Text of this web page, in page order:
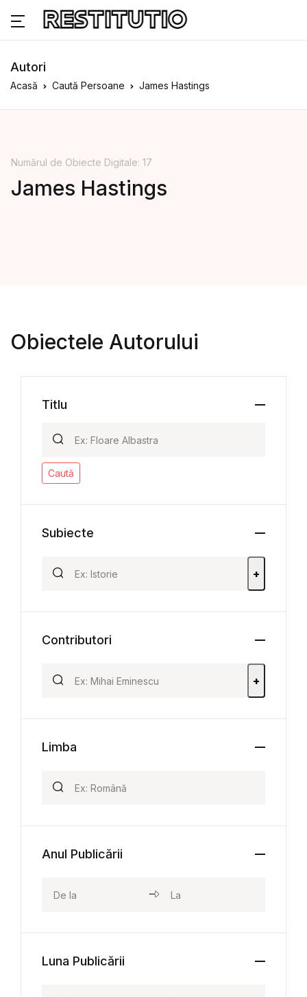
Autori
Acasă Caută Persoane James Hastings
Numărul de Obiecte Digitale: 17
James Hastings
Obiectele Autorului
Titlu
Caută
Subiecte
+
Contributori
+
Limba
Anul Publicării
Luna Publicării